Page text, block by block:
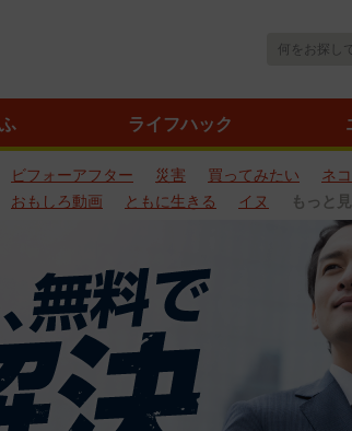
ライフハック
ビフォーアフター 災害 買ってみたい ネコ
おもしろ動画 ともに生きる イヌ もっと